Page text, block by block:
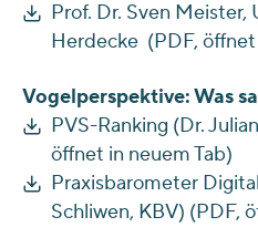
Prof. Dr. Sven
Herdecke (PDF, öffnet
Vogelperspektive: Was
PVS-Ranking (Dr.
öffnet in neuem Tab)
Praxisbarometer
Schliwen, KBV) (PDF,